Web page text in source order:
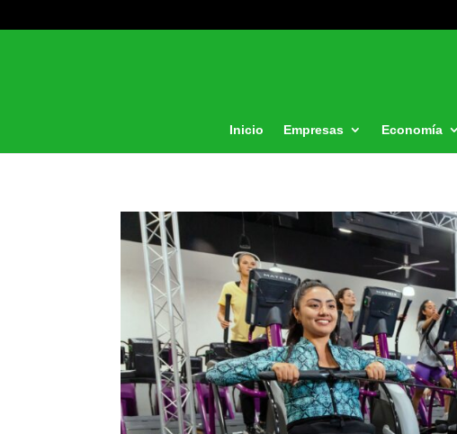
Inicio Empresas Economía